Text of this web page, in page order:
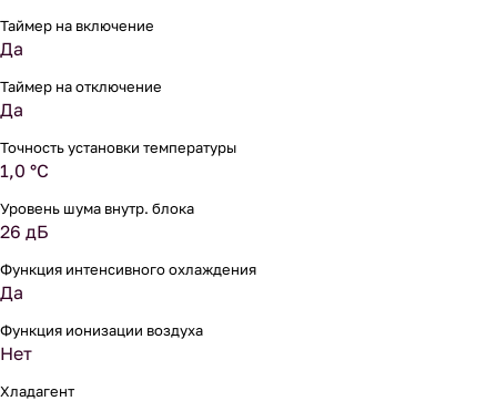
Таймер на включение
Да
Таймер на отключение
Да
Точность установки температуры
1,0 °С
Уровень шума внутр. блока
26 дБ
Функция интенсивного охлаждения
Да
Функция ионизации воздуха
Нет
Хладагент